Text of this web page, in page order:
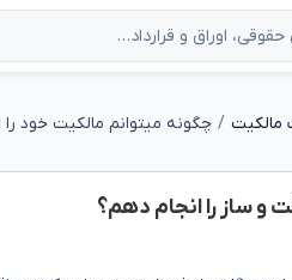
مالکیت
و ساز را انجام دهم؟